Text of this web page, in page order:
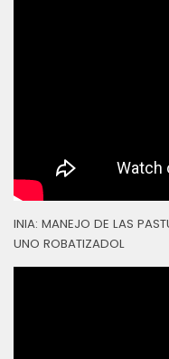
INIA: MANEJO DE LAS
UNO ROBATIZADOL